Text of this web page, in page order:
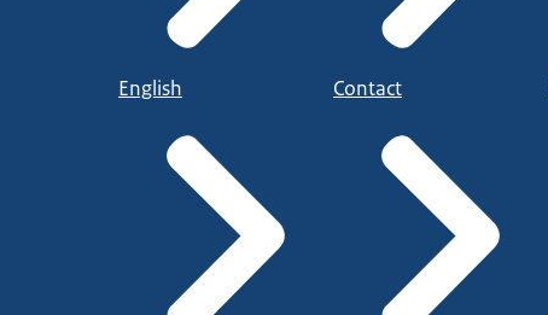
English Contact